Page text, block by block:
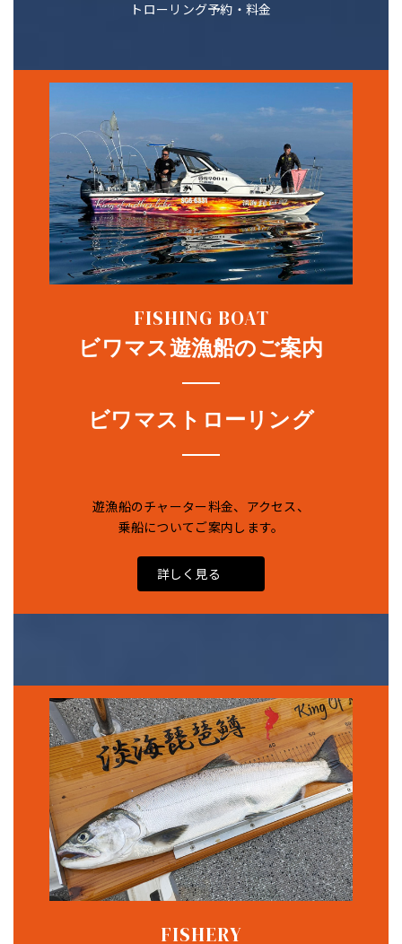
トローリング予約・料金
FISHING BOAT
ビワマス遊漁船のご案内
ビワマストローリング
遊漁船のチャーター料金、アクセス、
乗船についてご案内します。
詳しく見る
詳しく見る
FISHERY